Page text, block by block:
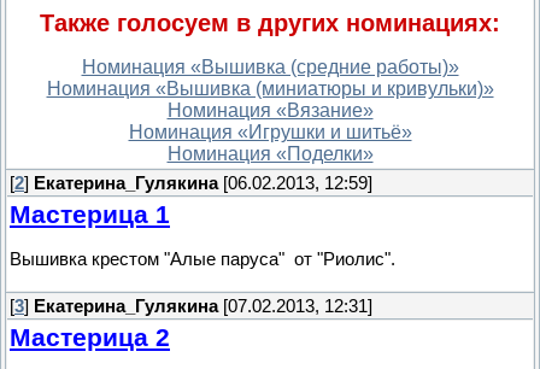
Также голосуем в других номинациях:
Номинация «Вышивка (средние работы)»
Номинация «Вышивка (миниатюры и кривульки)»
Номинация «Вязание»
Номинация «Игрушки и шитьё»
Номинация «Поделки»
[2] Екатерина_Гулякина[06.02.2013, 12:59]
Мастерица 1
Вышивка крестом "Алые паруса" от "Риолис".
[3] Екатерина_Гулякина[07.02.2013, 12:31]
Мастерица 2